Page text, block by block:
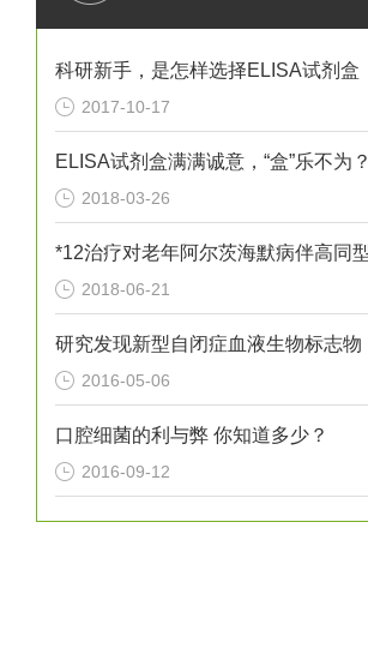
科研新手，是怎样选择ELISA试剂盒
2017-10-17
ELISA试剂盒满满诚意，“盒”乐不为？
2018-03-26
2018-06-21
研究发现新型自闭症血液生物标志物
2016-05-06
口腔细菌的利与弊 你知道多少？
2016-09-12